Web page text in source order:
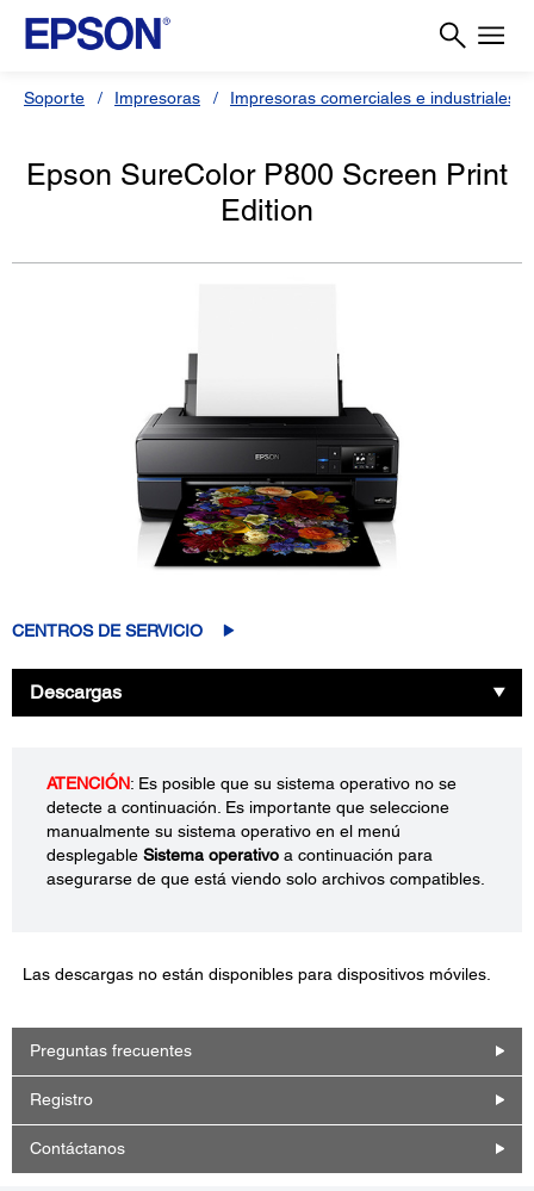
Soporte Impresoras Impresoras comerciales e industriales
Epson SureColor P800 Screen Print
Edition
CENTROS DE SERVICIO
Descargas
ATENCIÓN: Es posible que su sistema operativo no se
detecte a continuación. Es importante que seleccione
manualmente su sistema operativo en el menú
desplegable Sistema operativo a continuación para
asegurarse de que está viendo solo archivos compatibles.
Las descargas no están disponibles para dispositivos móviles.
Preguntas frecuentes
Registro
Contáctanos